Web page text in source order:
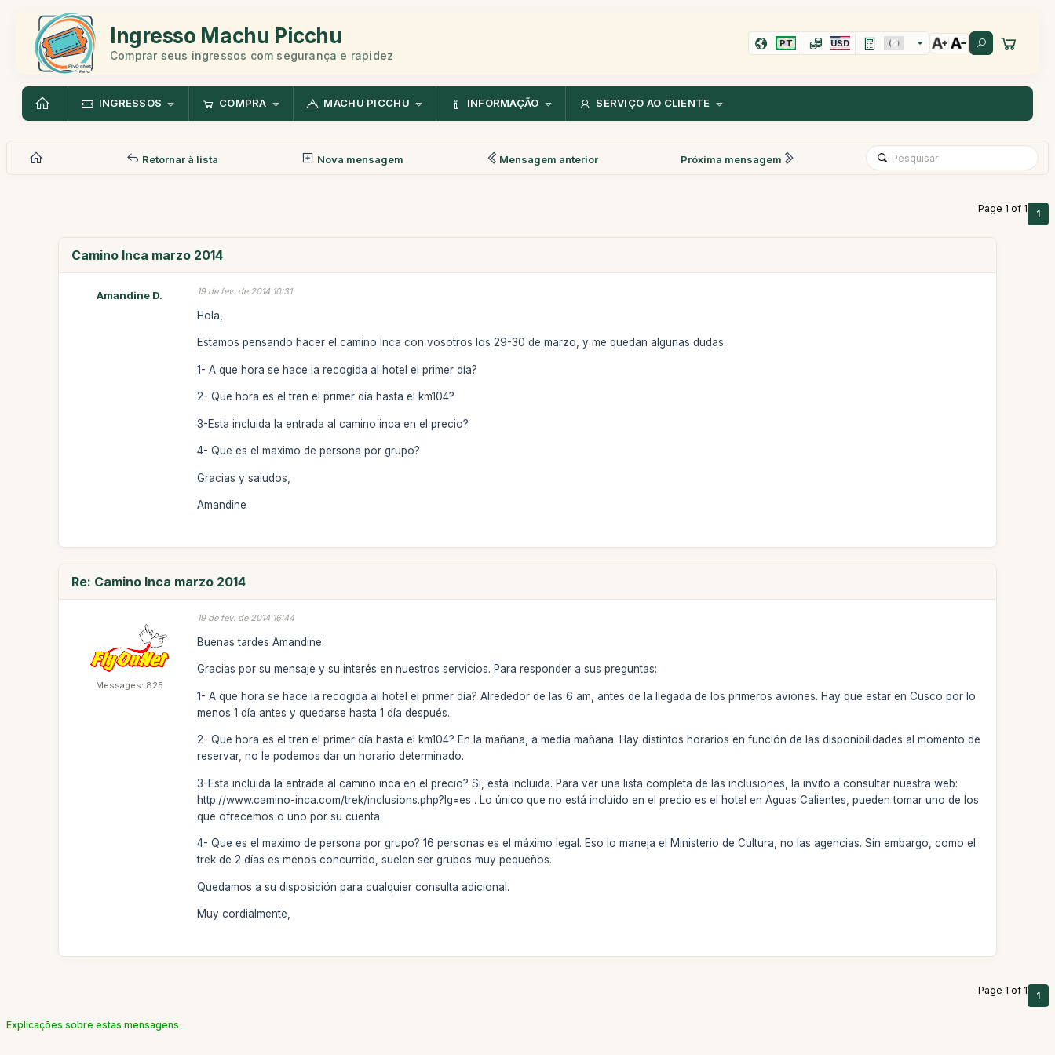
Ingresso Machu Picchu
Comprar seus ingressos com segurança e rapidez
PT USD
INGRESSOS COMPRA MACHU PICCHU INFORMAÇÃO SERVIÇO AO CLIENTE
Retornar à lista Nova mensagem Mensagem anterior Próxima mensagem
Page 1 of 1 1
Camino Inca marzo 2014
Amandine D. 19 de fev. de 2014 10:31
Hola,
Estamos pensando hacer el camino Inca con vosotros los 29-30 de marzo, y me quedan algunas dudas:
1- A que hora se hace la recogida al hotel el primer día?
2- Que hora es el tren el primer día hasta el km104?
3-Esta incluida la entrada al camino inca en el precio?
4- Que es el maximo de persona por grupo?
Gracias y saludos,
Amandine
Re: Camino Inca marzo 2014
Messages: 825
19 de fev. de 2014 16:44
Buenas tardes Amandine:
Gracias por su mensaje y su interés en nuestros servicios. Para responder a sus preguntas:
1- A que hora se hace la recogida al hotel el primer día? Alrededor de las 6 am, antes de la llegada de los primeros aviones. Hay que estar en Cusco por lo
menos 1 día antes y quedarse hasta 1 día después.
2- Que hora es el tren el primer día hasta el km104? En la mañana, a media mañana. Hay distintos horarios en función de las disponibilidades al momento de
reservar, no le podemos dar un horario determinado.
3-Esta incluida la entrada al camino inca en el precio? Sí, está incluida. Para ver una lista completa de las inclusiones, la invito a consultar nuestra web:
http://www.camino-inca.com/trek/inclusions.php?lg=es . Lo único que no está incluido en el precio es el hotel en Aguas Calientes, pueden tomar uno de los
que ofrecemos o uno por su cuenta.
4- Que es el maximo de persona por grupo? 16 personas es el máximo legal. Eso lo maneja el Ministerio de Cultura, no las agencias. Sin embargo, como el
trek de 2 días es menos concurrido, suelen ser grupos muy pequeños.
Quedamos a su disposición para cualquier consulta adicional.
Muy cordialmente,
Page 1 of 1 1
Explicações sobre estas mensagens